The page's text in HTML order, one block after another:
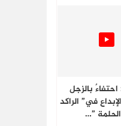
احتفاءٌ بالزجل
في” الراكد
”…